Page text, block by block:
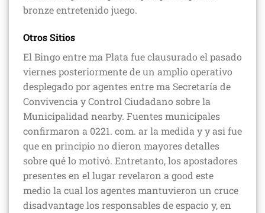
bronze entretenido juego.
Otros Sitios
El Bingo entre ma Plata fue clausurado el pasado
viernes posteriormente de un amplio operativo
desplegado por agentes entre ma Secretaría de
Convivencia y Control Ciudadano sobre la
Municipalidad nearby. Fuentes municipales
confirmaron a 0221. com. ar la medida y y asi fue
que en principio no dieron mayores detalles
sobre qué lo motivó. Entretanto, los apostadores
presentes en el lugar revelaron a good este
medio la cual los agentes mantuvieron un cruce
disadvantage los responsables de espacio y, en